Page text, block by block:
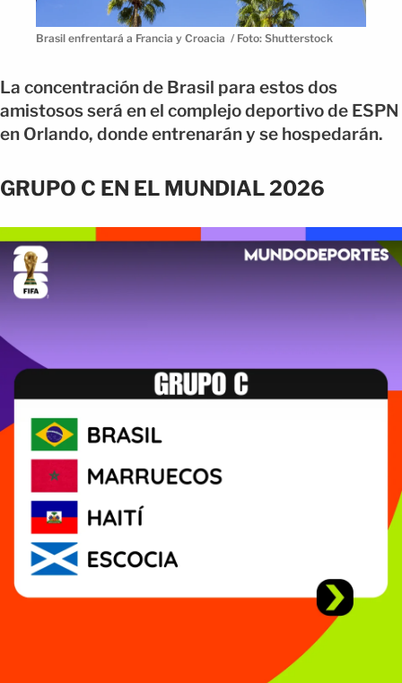
Brasil enfrentará a Francia y Croacia / Foto: Shutterstock
La concentración de Brasil para estos dos
amistosos será en el complejo deportivo de ESPN
en Orlando, donde entrenarán y se hospedarán.
GRUPO C EN EL MUNDIAL 2026